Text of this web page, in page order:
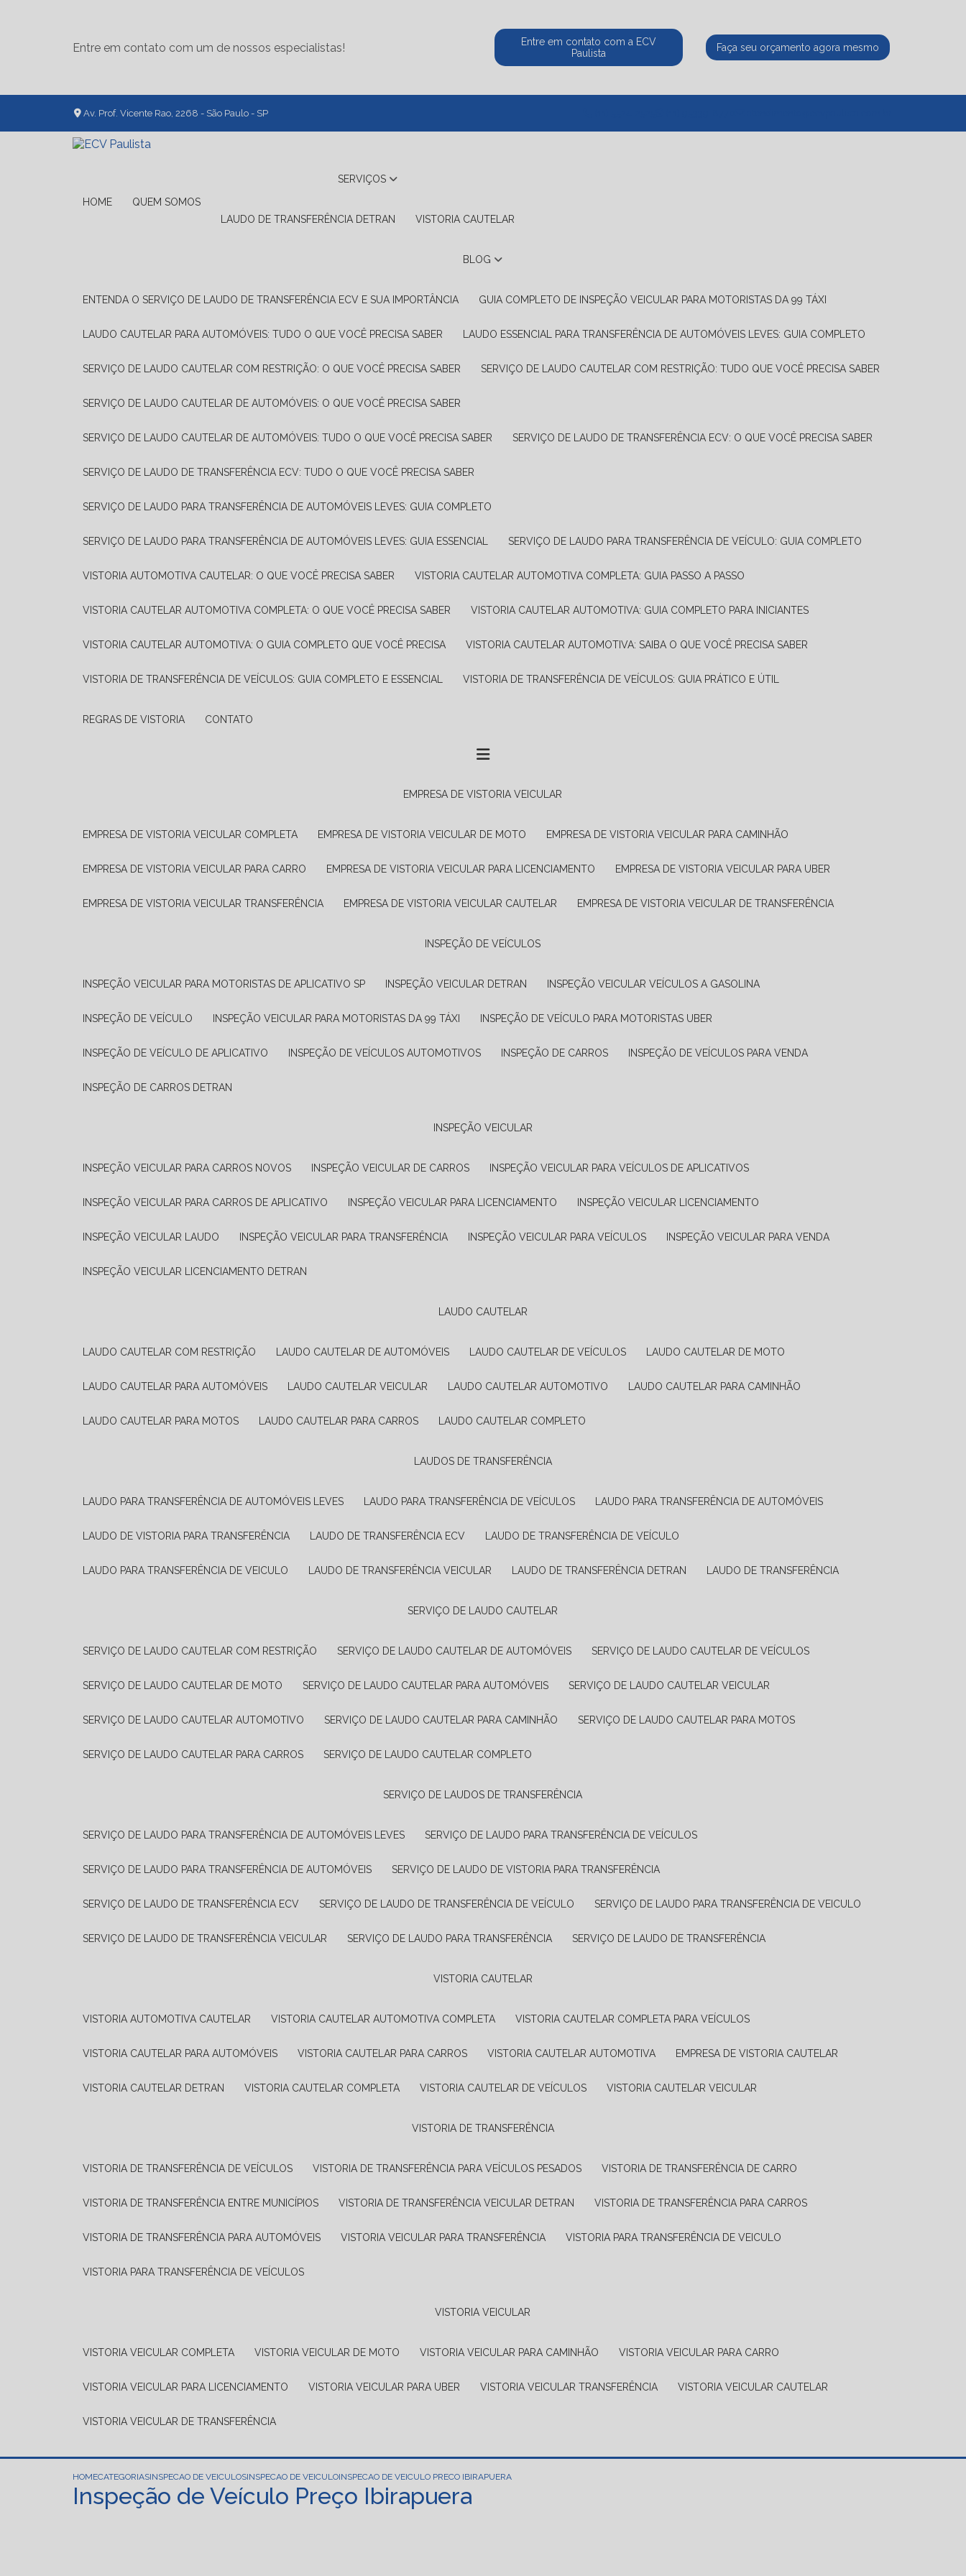
Entre em contato com um de nossos especialistas!
Entre em contato com a ECV
Paulista
Faça seu orçamento agora mesmo
Av. Prof. Vicente Rao, 2268 - São Paulo - SP
HOME QUEM SOMOS
SERVIÇOS
LAUDO DE TRANSFERÊNCIA DETRAN VISTORIA CAUTELAR
BLOG
ENTENDA O SERVIÇO DE LAUDO DE TRANSFERÊNCIA ECV E SUA IMPORTÂNCIA GUIA COMPLETO DE INSPEÇÃO VEICULAR PARA MOTORISTAS DA 99 TÁXI
LAUDO CAUTELAR PARA AUTOMÓVEIS: TUDO O QUE VOCÊ PRECISA SABER LAUDO ESSENCIAL PARA TRANSFERÊNCIA DE AUTOMÓVEIS LEVES: GUIA COMPLETO
SERVIÇO DE LAUDO CAUTELAR COM RESTRIÇÃO: O QUE VOCÊ PRECISA SABER SERVIÇO DE LAUDO CAUTELAR COM RESTRIÇÃO: TUDO QUE VOCÊ PRECISA SABER
SERVIÇO DE LAUDO CAUTELAR DE AUTOMÓVEIS: O QUE VOCÊ PRECISA SABER
SERVIÇO DE LAUDO CAUTELAR DE AUTOMÓVEIS: TUDO O QUE VOCÊ PRECISA SABER SERVIÇO DE LAUDO DE TRANSFERÊNCIA ECV: O QUE VOCÊ PRECISA SABER
SERVIÇO DE LAUDO DE TRANSFERÊNCIA ECV: TUDO O QUE VOCÊ PRECISA SABER
SERVIÇO DE LAUDO PARA TRANSFERÊNCIA DE AUTOMÓVEIS LEVES: GUIA COMPLETO
SERVIÇO DE LAUDO PARA TRANSFERÊNCIA DE AUTOMÓVEIS LEVES: GUIA ESSENCIAL SERVIÇO DE LAUDO PARA TRANSFERÊNCIA DE VEÍCULO: GUIA COMPLETO
VISTORIA AUTOMOTIVA CAUTELAR: O QUE VOCÊ PRECISA SABER VISTORIA CAUTELAR AUTOMOTIVA COMPLETA: GUIA PASSO A PASSO
VISTORIA CAUTELAR AUTOMOTIVA COMPLETA: O QUE VOCÊ PRECISA SABER VISTORIA CAUTELAR AUTOMOTIVA: GUIA COMPLETO PARA INICIANTES
VISTORIA CAUTELAR AUTOMOTIVA: O GUIA COMPLETO QUE VOCÊ PRECISA VISTORIA CAUTELAR AUTOMOTIVA: SAIBA O QUE VOCÊ PRECISA SABER
VISTORIA DE TRANSFERÊNCIA DE VEÍCULOS: GUIA COMPLETO E ESSENCIAL VISTORIA DE TRANSFERÊNCIA DE VEÍCULOS: GUIA PRÁTICO E ÚTIL
REGRAS DE VISTORIA CONTATO
EMPRESA DE VISTORIA VEICULAR
EMPRESA DE VISTORIA VEICULAR COMPLETA EMPRESA DE VISTORIA VEICULAR DE MOTO EMPRESA DE VISTORIA VEICULAR PARA CAMINHÃO
EMPRESA DE VISTORIA VEICULAR PARA CARRO EMPRESA DE VISTORIA VEICULAR PARA LICENCIAMENTO EMPRESA DE VISTORIA VEICULAR PARA UBER
EMPRESA DE VISTORIA VEICULAR TRANSFERÊNCIA EMPRESA DE VISTORIA VEICULAR CAUTELAR EMPRESA DE VISTORIA VEICULAR DE TRANSFERÊNCIA
INSPEÇÃO DE VEÍCULOS
INSPEÇÃO VEICULAR PARA MOTORISTAS DE APLICATIVO SP INSPEÇÃO VEICULAR DETRAN INSPEÇÃO VEICULAR VEÍCULOS A GASOLINA
INSPEÇÃO DE VEÍCULO INSPEÇÃO VEICULAR PARA MOTORISTAS DA 99 TÁXI INSPEÇÃO DE VEÍCULO PARA MOTORISTAS UBER
INSPEÇÃO DE VEÍCULO DE APLICATIVO INSPEÇÃO DE VEÍCULOS AUTOMOTIVOS INSPEÇÃO DE CARROS INSPEÇÃO DE VEÍCULOS PARA VENDA
INSPEÇÃO DE CARROS DETRAN
INSPEÇÃO VEICULAR
INSPEÇÃO VEICULAR PARA CARROS NOVOS INSPEÇÃO VEICULAR DE CARROS INSPEÇÃO VEICULAR PARA VEÍCULOS DE APLICATIVOS
INSPEÇÃO VEICULAR PARA CARROS DE APLICATIVO INSPEÇÃO VEICULAR PARA LICENCIAMENTO INSPEÇÃO VEICULAR LICENCIAMENTO
INSPEÇÃO VEICULAR LAUDO INSPEÇÃO VEICULAR PARA TRANSFERÊNCIA INSPEÇÃO VEICULAR PARA VEÍCULOS INSPEÇÃO VEICULAR PARA VENDA
INSPEÇÃO VEICULAR LICENCIAMENTO DETRAN
LAUDO CAUTELAR
LAUDO CAUTELAR COM RESTRIÇÃO LAUDO CAUTELAR DE AUTOMÓVEIS LAUDO CAUTELAR DE VEÍCULOS LAUDO CAUTELAR DE MOTO
LAUDO CAUTELAR PARA AUTOMÓVEIS LAUDO CAUTELAR VEICULAR LAUDO CAUTELAR AUTOMOTIVO LAUDO CAUTELAR PARA CAMINHÃO
LAUDO CAUTELAR PARA MOTOS LAUDO CAUTELAR PARA CARROS LAUDO CAUTELAR COMPLETO
LAUDOS DE TRANSFERÊNCIA
LAUDO PARA TRANSFERÊNCIA DE AUTOMÓVEIS LEVES LAUDO PARA TRANSFERÊNCIA DE VEÍCULOS LAUDO PARA TRANSFERÊNCIA DE AUTOMÓVEIS
LAUDO DE VISTORIA PARA TRANSFERÊNCIA LAUDO DE TRANSFERÊNCIA ECV LAUDO DE TRANSFERÊNCIA DE VEÍCULO
LAUDO PARA TRANSFERÊNCIA DE VEICULO LAUDO DE TRANSFERÊNCIA VEICULAR LAUDO DE TRANSFERÊNCIA DETRAN LAUDO DE TRANSFERÊNCIA
SERVIÇO DE LAUDO CAUTELAR
SERVIÇO DE LAUDO CAUTELAR COM RESTRIÇÃO SERVIÇO DE LAUDO CAUTELAR DE AUTOMÓVEIS SERVIÇO DE LAUDO CAUTELAR DE VEÍCULOS
SERVIÇO DE LAUDO CAUTELAR DE MOTO SERVIÇO DE LAUDO CAUTELAR PARA AUTOMÓVEIS SERVIÇO DE LAUDO CAUTELAR VEICULAR
SERVIÇO DE LAUDO CAUTELAR AUTOMOTIVO SERVIÇO DE LAUDO CAUTELAR PARA CAMINHÃO SERVIÇO DE LAUDO CAUTELAR PARA MOTOS
SERVIÇO DE LAUDO CAUTELAR PARA CARROS SERVIÇO DE LAUDO CAUTELAR COMPLETO
SERVIÇO DE LAUDOS DE TRANSFERÊNCIA
SERVIÇO DE LAUDO PARA TRANSFERÊNCIA DE AUTOMÓVEIS LEVES SERVIÇO DE LAUDO PARA TRANSFERÊNCIA DE VEÍCULOS
SERVIÇO DE LAUDO PARA TRANSFERÊNCIA DE AUTOMÓVEIS SERVIÇO DE LAUDO DE VISTORIA PARA TRANSFERÊNCIA
SERVIÇO DE LAUDO DE TRANSFERÊNCIA ECV SERVIÇO DE LAUDO DE TRANSFERÊNCIA DE VEÍCULO SERVIÇO DE LAUDO PARA TRANSFERÊNCIA DE VEICULO
SERVIÇO DE LAUDO DE TRANSFERÊNCIA VEICULAR SERVIÇO DE LAUDO PARA TRANSFERÊNCIA SERVIÇO DE LAUDO DE TRANSFERÊNCIA
VISTORIA CAUTELAR
VISTORIA AUTOMOTIVA CAUTELAR VISTORIA CAUTELAR AUTOMOTIVA COMPLETA VISTORIA CAUTELAR COMPLETA PARA VEÍCULOS
VISTORIA CAUTELAR PARA AUTOMÓVEIS VISTORIA CAUTELAR PARA CARROS VISTORIA CAUTELAR AUTOMOTIVA EMPRESA DE VISTORIA CAUTELAR
VISTORIA CAUTELAR DETRAN VISTORIA CAUTELAR COMPLETA VISTORIA CAUTELAR DE VEÍCULOS VISTORIA CAUTELAR VEICULAR
VISTORIA DE TRANSFERÊNCIA
VISTORIA DE TRANSFERÊNCIA DE VEÍCULOS VISTORIA DE TRANSFERÊNCIA PARA VEÍCULOS PESADOS VISTORIA DE TRANSFERÊNCIA DE CARRO
VISTORIA DE TRANSFERÊNCIA ENTRE MUNICÍPIOS VISTORIA DE TRANSFERÊNCIA VEICULAR DETRAN VISTORIA DE TRANSFERÊNCIA PARA CARROS
VISTORIA DE TRANSFERÊNCIA PARA AUTOMÓVEIS VISTORIA VEICULAR PARA TRANSFERÊNCIA VISTORIA PARA TRANSFERÊNCIA DE VEICULO
VISTORIA PARA TRANSFERÊNCIA DE VEÍCULOS
VISTORIA VEICULAR
VISTORIA VEICULAR COMPLETA VISTORIA VEICULAR DE MOTO VISTORIA VEICULAR PARA CAMINHÃO VISTORIA VEICULAR PARA CARRO
VISTORIA VEICULAR PARA LICENCIAMENTO VISTORIA VEICULAR PARA UBER VISTORIA VEICULAR TRANSFERÊNCIA VISTORIA VEICULAR CAUTELAR
VISTORIA VEICULAR DE TRANSFERÊNCIA
HOMECATEGORIASINSPECAO DE VEICULOSINSPECAO DE VEICULOINSPECAO DE VEICULO PRECO IBIRAPUERA
Inspeção de Veículo Preço Ibirapuera